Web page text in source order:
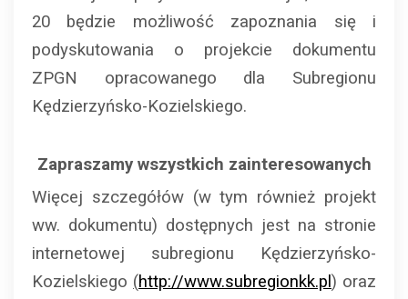
20 będzie możliwość zapoznania się i
podyskutowania o projekcie dokumentu
ZPGN opracowanego dla Subregionu
Kędzierzyńsko-Kozielskiego.
Zapraszamy wszystkich zainteresowanych
Więcej szczegółów (w tym również projekt
ww. dokumentu) dostępnych jest na stronie
internetowej subregionu Kędzierzyńsko-
Kozielskiego (http://www.subregionkk.pl ) oraz